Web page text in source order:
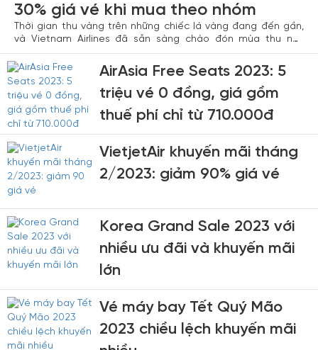
30% giá vé khi mua theo nhóm
Thời gian thu vàng trên những chiếc lá vàng đang đến gần,
và Vietnam Airlines đã sẵn sàng chào đón mùa thu này
bằng chương trình ưu đãi hấp dẫn Chào Thu: giảm tới 30 giá
vé máy bay khi mua theo nhóm. Với những ưu đãi lớn, hãy
cùng khám phá các điều kiện và lợi ích của chương trình để
bạn có thể trải nghiệm những chuyến bay tuyệt vời cùng
Vietnam Airlines.
AirAsia Free Seats 2023: 5
triệu vé 0 đồng, giá gồm
thuế phí chỉ từ 710.000đ
VietjetAir khuyến mãi tháng
2/2023: giảm 90% giá vé
Korea Grand Sale 2023 với
nhiều ưu đãi và khuyến mãi
lớn
Vé máy bay Tết Quý Mão
2023 chiều lệch khuyến mãi